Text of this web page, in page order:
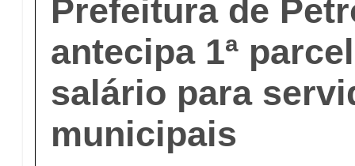
Prefeitura de
antecipa 1ª
salário para
municipais